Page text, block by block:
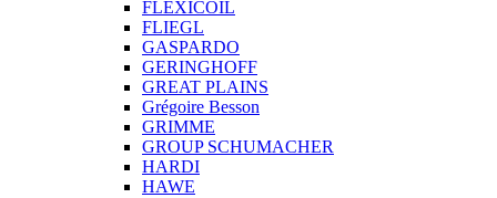
FLEXICOIL
FLIEGL
GASPARDO
GERINGHOFF
GREAT PLAINS
Grégoire Besson
GRIMME
GROUP SCHUMACHER
HARDI
HAWE